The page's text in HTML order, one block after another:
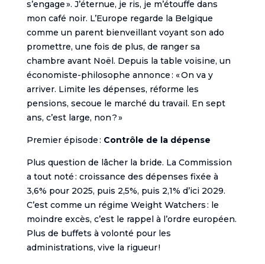
s’engage ». J’éternue, je ris, je m’étouffe dans
mon café noir. L’Europe regarde la Belgique
comme un parent bienveillant voyant son ado
promettre, une fois de plus, de ranger sa
chambre avant Noël. Depuis la table voisine, un
économiste-philosophe annonce : « On va y
arriver. Limite les dépenses, réforme les
pensions, secoue le marché du travail. En sept
ans, c’est large, non ? »
Premier épisode : Contrôle de la dépense
Plus question de lâcher la bride. La Commission
a tout noté : croissance des dépenses fixée à
3,6% pour 2025, puis 2,5%, puis 2,1% d’ici 2029.
C’est comme un régime Weight Watchers : le
moindre excès, c’est le rappel à l’ordre européen.
Plus de buffets à volonté pour les
administrations, vive la rigueur !